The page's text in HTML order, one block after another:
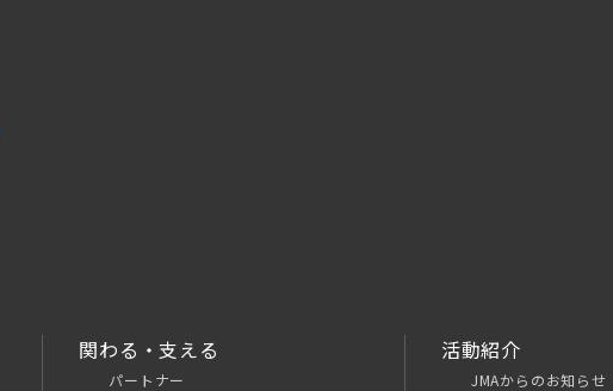
関わる・支える
パートナー
活動紹介
JMAからのお知らせ